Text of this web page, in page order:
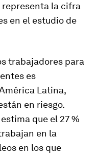
representa la cifra
en el estudio de
trabajadores para
es
Latina,
en riesgo.
que el 27 %
en la
en los que